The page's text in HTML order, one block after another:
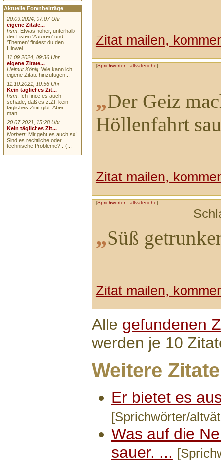
Zitat mailen,
[Sprichwörter- altväterliche]
„Der Geiz
Höllenfahrt
Zitat mailen,
[Sprichwörter- altväterliche]
„Süß
Zitat mailen,
Alle gefundenen
werden je 10
Weitere Zitate
Er bietet es
[Sprichwörter/
Was auf die
sauer. ...
Aktuelle Forenbeiträge
20.09.2024, 07:07 Uhr
eigene Zitate...
hsm: Etwas höher, unterhalb
der Listen 'Autoren' und
'Themen' findest du den
Hinwei...
11.09.2024, 09:36 Uhr
eigene Zitate...
Helmut König: Wie kann ich
eigene Zitate hinzufügen...
11.10.2021, 10:56 Uhr
Kein tägliches Zit...
hsm: Ich finde es auch
schade, daß es z.Zt. kein
tägliches Zitat gibt. Aber
man...
20.07.2021, 15:28 Uhr
Kein tägliches Zit...
Norbert: Mir geht es auch so!
Sind es rechtliche oder
technische Probleme? :-(...